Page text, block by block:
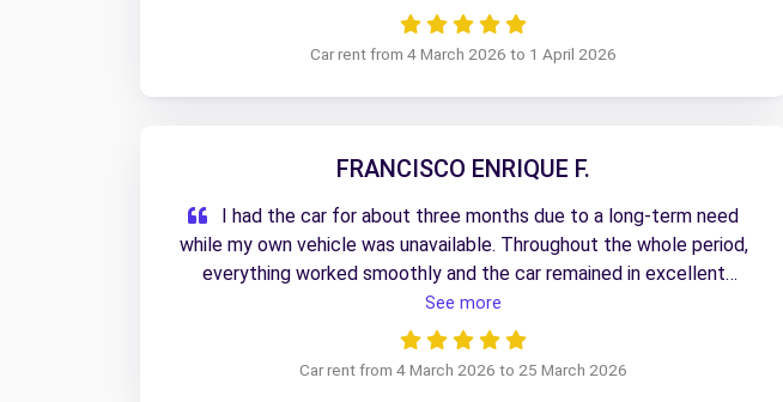
Car rent from 4 March 2026 to 1 April 2026
FRANCISCO ENRIQUE F.
I had the car for about three months due to a long-term need
while my own vehicle was unavailable. Throughout the whole period,
everything worked smoothly and the car remained in excellent
condition. The initial pick-up was quick and well organized, and the
return process was just as easy. It made a long rental feel simple and
hassle-free.
See more
Car rent from 4 March 2026 to 25 March 2026